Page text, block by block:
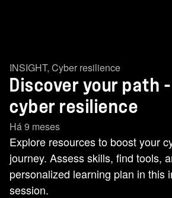
INSIGHT, Cyber resilience
Discover your path
cyber resilience
Há 9 meses
Explore resources to boost your
journey. Assess skills, find tools,
personalized learning plan in this
session.